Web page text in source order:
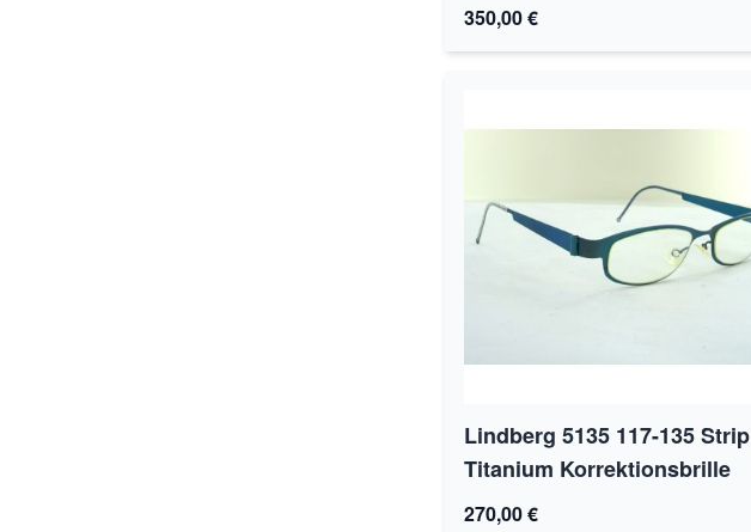
350,00 €
Lindberg 5135 117-135 Strip
Titanium Korrektionsbrille
270,00 €